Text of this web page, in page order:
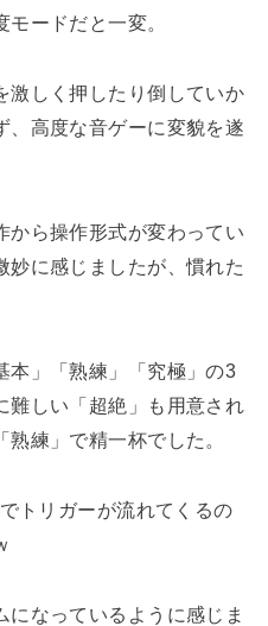
ードだと一変。
激しく押したり倒していか
、高度な音ゲーに変貌を遂
から操作形式が変わってい
妙に感じましたが、慣れた
本」「熟練」「究極」の3
難しい「超絶」も用意され
練」で精一杯でした。
トリガーが流れてくるの
になっているように感じま